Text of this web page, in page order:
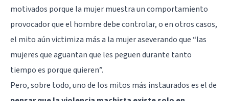
motivados porque la mujer muestra un comportamiento
provocador que el hombre debe controlar, o en otros casos,
el mito aún victimiza más a la mujer aseverando que “las
mujeres que aguantan que les peguen durante tanto
tiempo es porque quieren”.
Pero, sobre todo, uno de los mitos más instaurados es el de